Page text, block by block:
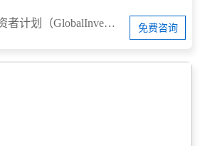
新加坡全球商业投资者计划（GlobalInvestorProgram，简称GIP） 免费咨询